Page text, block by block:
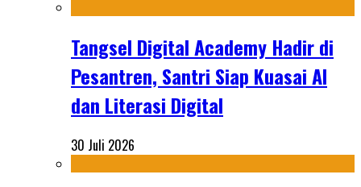
Tangsel Digital Academy Hadir di
Pesantren, Santri Siap Kuasai AI
dan Literasi Digital
30 Juli 2026